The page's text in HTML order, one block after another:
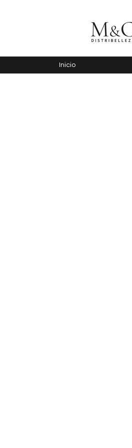
Inicio